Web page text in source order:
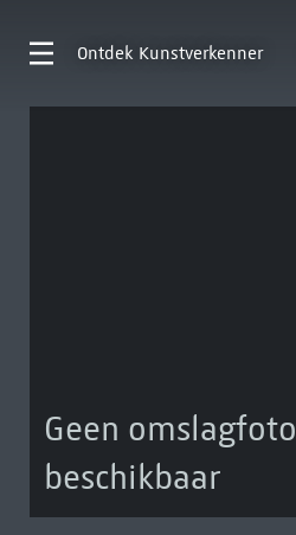
Ontdek Kunstverkenner
Geen omslagfoto
beschikbaar